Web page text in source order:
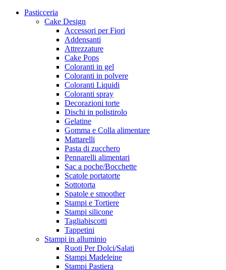
Pasticceria
Cake Design
Accessori per Fiori
Addensanti
Attrezzature
Cake Pops
Coloranti in gel
Coloranti in polvere
Coloranti Liquidi
Coloranti spray
Decorazioni torte
Dischi in polistirolo
Gelatine
Gomma e Colla alimentare
Mattarelli
Pasta di zucchero
Pennarelli alimentari
Sac a poche/Bocchette
Scatole portatorte
Sottotorta
Spatole e smoother
Stampi e Tortiere
Stampi silicone
Tagliabiscotti
Tappetini
Stampi in alluminio
Ruoti Per Dolci/Salati
Stampi Madeleine
Stampi Pastiera